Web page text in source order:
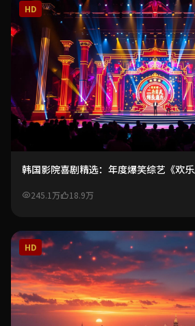
HD
韩国影院喜剧精选：年度爆笑综艺《欢
245.1万 18.9万
HD